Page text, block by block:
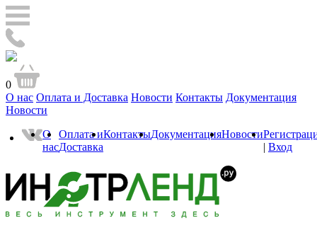
0
О нас Оплата и Доставка Новости Контакты Документация
Новости
О
нас
Оплата и
Доставка
КонтактыДокументацияНовости
| Вход